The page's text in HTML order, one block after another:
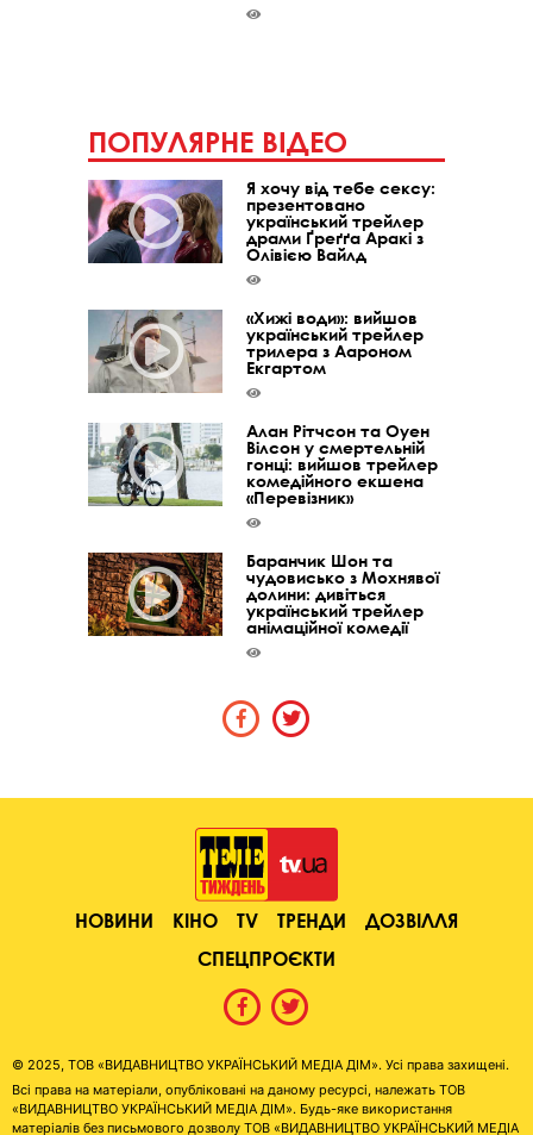
ПОПУЛЯРНЕ ВІДЕО
Я хочу від тебе сексу:
презентовано
український трейлер
драми Ґреґґа Аракі з
Олівією Вайлд
«Хижі води»: вийшов
український трейлер
трилера з Аароном
Екгартом
Алан Рітчсон та Оуен
Вілсон у смертельній
гонці: вийшов трейлер
комедійного екшена
«Перевізник»
Баранчик Шон та
чудовисько з Мохнявої
долини: дивіться
український трейлер
анімаційної комедії
НОВИНИ КІНО TV ТРЕНДИ
ДОЗВІЛЛЯ
СПЕЦПРОЄКТИ
© 2025, ТОВ «ВИДАВНИЦТВО УКРАЇНСЬКИЙ МЕДІА ДІМ». Усі права захищені.
Всі права на матеріали, опубліковані на даному ресурсі, належать ТОВ
«ВИДАВНИЦТВО УКРАЇНСЬКИЙ МЕДІА ДІМ». Будь-яке використання
матеріалів без письмового дозволу ТОВ «ВИДАВНИЦТВО УКРАЇНСЬКИЙ МЕДІА